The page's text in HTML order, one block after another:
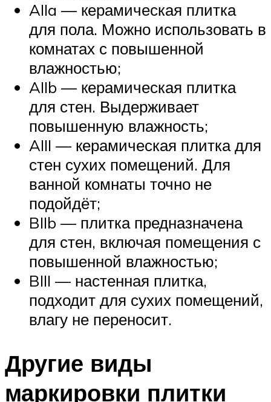
AIIa — керамическая плитка
для пола. Можно использовать в
комнатах с повышенной
влажностью;
AIIb — керамическая плитка
для стен. Выдерживает
повышенную влажность;
AIII — керамическая плитка для
стен сухих помещений. Для
ванной комнаты точно не
подойдёт;
BIIb — плитка предназначена
для стен, включая помещения с
повышенной влажностью;
BIII — настенная плитка,
подходит для сухих помещений,
влагу не переносит.
Другие виды
маркировки плитки